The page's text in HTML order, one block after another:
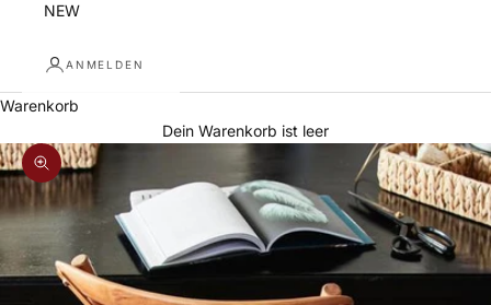
NEW
ANMELDEN
Warenkorb
Dein Warenkorb ist leer
Bild vergrößern